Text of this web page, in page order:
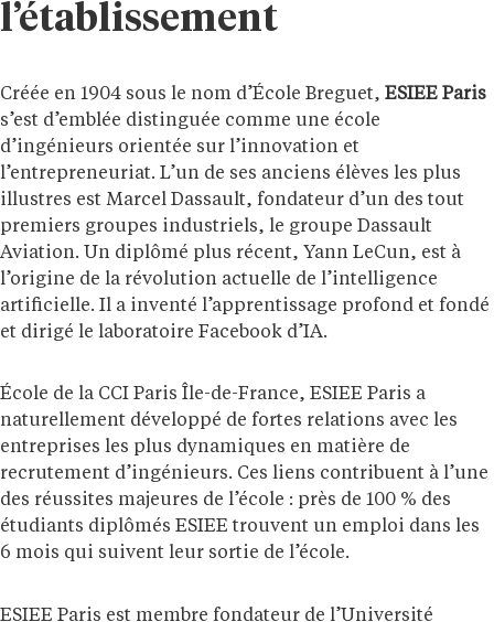
l’établissement
Créée en 1904 sous le nom d’École Breguet, ESIEE Paris
s’est d’emblée distinguée comme une école
d’ingénieurs orientée sur l’innovation et
l’entrepreneuriat. L’un de ses anciens élèves les plus
illustres est Marcel Dassault, fondateur d’un des tout
premiers groupes industriels, le groupe Dassault
Aviation. Un diplômé plus récent, Yann LeCun, est à
l’origine de la révolution actuelle de l’intelligence
artificielle. Il a inventé l’apprentissage profond et fondé
et dirigé le laboratoire Facebook d’IA.
École de la CCI Paris Île-de-France, ESIEE Paris a
naturellement développé de fortes relations avec les
entreprises les plus dynamiques en matière de
recrutement d’ingénieurs. Ces liens contribuent à l’une
des réussites majeures de l’école : près de 100 % des
étudiants diplômés ESIEE trouvent un emploi dans les
6 mois qui suivent leur sortie de l’école.
ESIEE Paris est membre fondateur de l’Université